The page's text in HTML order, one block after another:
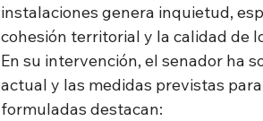
instalaciones genera inquietud,
cohesión territorial y la calidad de
En su intervención, el senador ha
actual y las medidas previstas
formuladas destacan: